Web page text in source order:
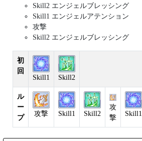
Skill2 エンジェルブレッシング
Skill1 エンジェルアテンション
攻撃
Skill2 エンジェルブレッシング
初
回
Skill1
Skill2
ル
ー
プ
攻撃 Skill1 Skill2
攻
撃
Skill1